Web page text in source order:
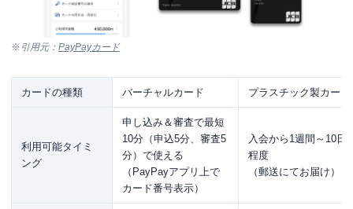
※ 引用元： PayPayカード
カードの種類 バーチャルカード プラスチック製カード
利用可能タイミ
ング
申し込み＆審査で最短
10分（申込5分、審査5
分）で使える
（PayPayアプリ上で
カード番号表示）
入会から1週間～10日
程度
（郵送にてお届け）